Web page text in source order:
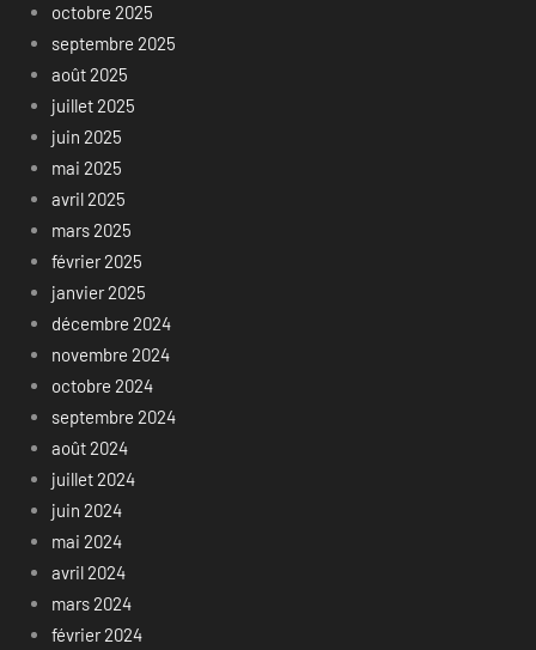
octobre 2025
septembre 2025
août 2025
juillet 2025
juin 2025
mai 2025
avril 2025
mars 2025
février 2025
janvier 2025
décembre 2024
novembre 2024
octobre 2024
septembre 2024
août 2024
juillet 2024
juin 2024
mai 2024
avril 2024
mars 2024
février 2024